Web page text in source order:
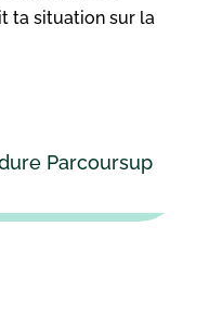
ta situation sur la
Parcoursup